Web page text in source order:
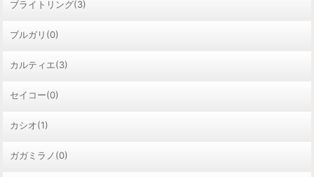
ブライトリング(3)
ブルガリ(0)
カルティエ(3)
セイコー(0)
カシオ(1)
ガガミラノ(0)